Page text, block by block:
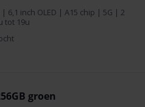
| 6,1 inch OLED | A15 chip | 5G | 2
tot 19u
groen